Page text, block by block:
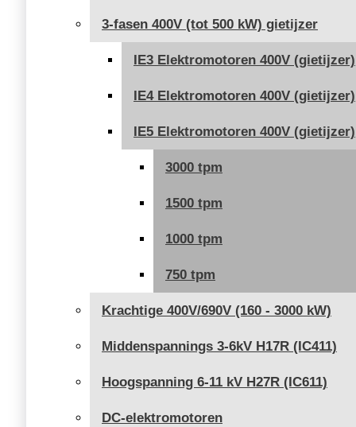
3-fasen 400V (tot 500 kW) gietijzer
IE3 Elektromotoren 400V (gietijzer)
IE4 Elektromotoren 400V (gietijzer)
IE5 Elektromotoren 400V (gietijzer)
3000 tpm
1500 tpm
1000 tpm
750 tpm
Krachtige 400V/690V (160 - 3000 kW)
Middenspannings 3-6kV H17R (IC411)
Hoogspanning 6-11 kV H27R (IC611)
DC-elektromotoren